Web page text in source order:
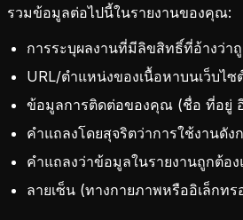
รวมข้อมูลต่อไปนี้ในรายงานของคุณ:
การระบุผลงานที่มีลิขสิทธิ์ที่อ้างว่า
URL/ตำแหน่งของเนื้อหาบนเว็บไ
ข้อมูลการติดต่อของคุณ (ชื่อ ที่อยู่
คำแถลงโดยสุจริตว่าการใช้งานดั
คำแถลงว่าข้อมูลในรายงานถูกต้อ
ลายเซ็น (ทางกายภาพหรืออิเล็กท